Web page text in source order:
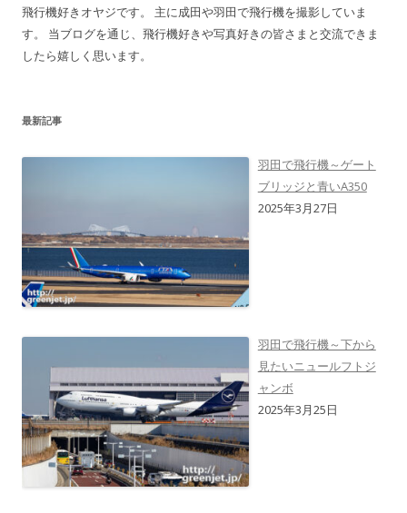
飛行機好きオヤジです。 主に成田や羽田で飛行機を撮影していま
す。 当ブログを通じ、飛行機好きや写真好きの皆さまと交流できま
したら嬉しく思います。
最新記事
羽田で飛行機～ゲート
ブリッジと青いA350
2025年3月27日
羽田で飛行機～下から
見たいニュールフトジ
ャンボ
2025年3月25日